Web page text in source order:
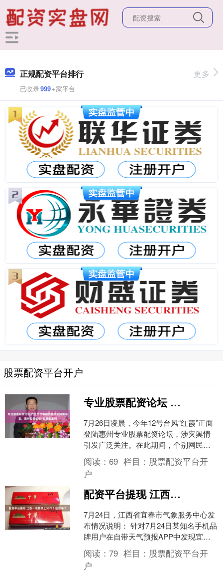
正规配资平台排行
已收录999+家平台
更多
股票配资平台开户
专业股票配资论坛 严厉打击编造传播涉灾网络谣言，惠州公安公布4起典型案例
7月26日凌晨，今年12号台风“红霞”正面
登陆惠州专业股票配资论坛，涉灾舆情
引发广泛关注。在此期间，个别网民为
博取流量，故意编造灾情谣言，制造公
众恐慌，扰乱社会....
阅读：69 栏目： 股票配资平台开
户
配资平台提现 江西一地要热上50℃？回应来了
7月24日，江西省宜春市气象服务中心发
布情况说明： 针对7月24日某知名手机品
牌用户在自带天气预报APP中发现宜春
市2026年7月28日最高气温接近
50°C（有....
阅读：79 栏目： 股票配资平台开
户